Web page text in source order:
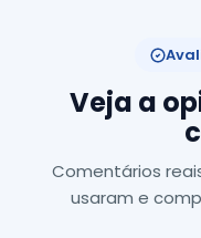
Veja a
Comentários
usaram e